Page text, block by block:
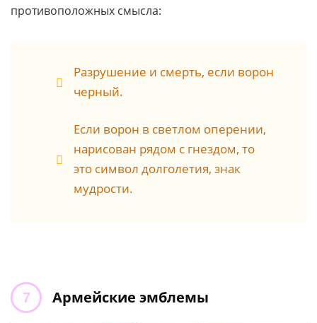
противоположных смысла:
Разрушение и смерть, если ворон
черный.
Если ворон в светлом оперении,
нарисован рядом с гнездом, то
это символ долголетия, знак
мудрости.
Армейские эмблемы